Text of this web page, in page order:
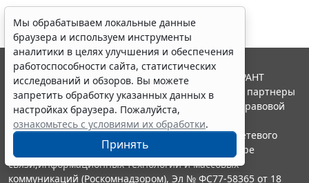
Мы обрабатываем локальные данные
браузера и используем инструменты
аналитики в целях улучшения и обеспечения
работоспособности сайта, статистических
исследований и обзоров. Вы можете
запретить обработку указанных данных в
настройках браузера. Пожалуйста,
ознакомьтесь с условиями их обработки.
Принять
© ООО "НПП "ГАРАНТ-СЕРВИС", 2026. Система ГАРАНТ
выпускается с 1990 года. Компания "Гарант" и ее партнеры
являются участниками Российской ассоциации правовой
информации ГАРАНТ.
Портал ГАРАНТ.РУ зарегистрирован в качестве сетевого
издания Федеральной службой по надзору в сфере
связи,информационных технологий и массовых
коммуникаций (Роскомнадзором), Эл № ФС77-58365 от 18